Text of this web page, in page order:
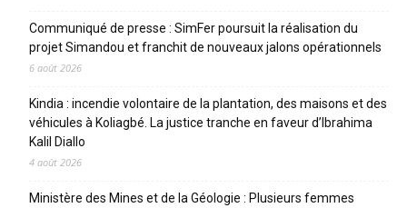
Communiqué de presse : SimFer poursuit la réalisation du
projet Simandou et franchit de nouveaux jalons opérationnels
6 août 2026
Kindia : incendie volontaire de la plantation, des maisons et des
véhicules à Koliagbé. La justice tranche en faveur d’Ibrahima
Kalil Diallo
4 août 2026
Ministère des Mines et de la Géologie : Plusieurs femmes